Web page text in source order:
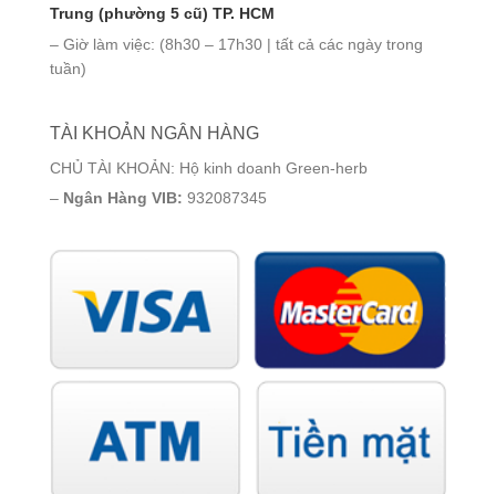
Trung (phường 5 cũ) TP. HCM
– Giờ làm việc: (8h30 – 17h30 | tất cả các ngày trong
tuần)
TÀI KHOẢN NGÂN HÀNG
CHỦ TÀI KHOẢN: Hộ kinh doanh Green-herb
– Ngân Hàng VIB: 932087345